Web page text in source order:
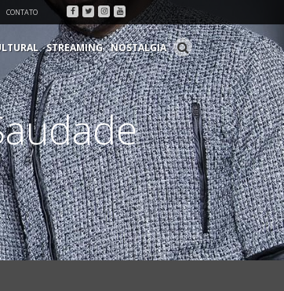
CONTATO Facebook
Twitter
Instagram
Youtube
STREAMING NOSTALGIA